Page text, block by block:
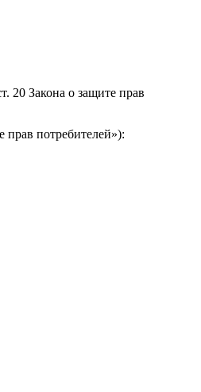
20 Закона о защите прав
прав потребителей»):